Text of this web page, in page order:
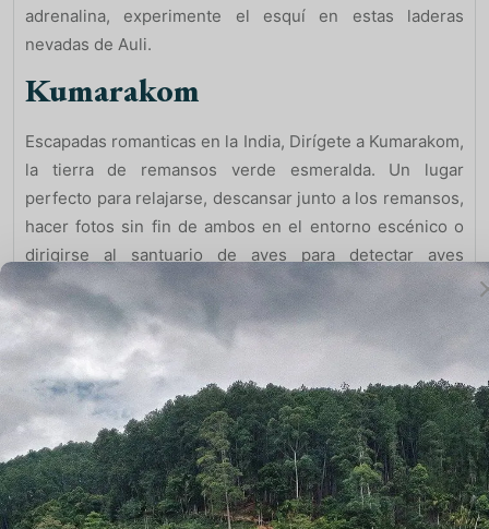
adrenalina, experimente el esquí en estas laderas
nevadas de Auli.
Kumarakom
Escapadas romanticas en la India, Dirígete a Kumarakom,
la tierra de remansos verde esmeralda. Un lugar
perfecto para relajarse, descansar junto a los remansos,
hacer fotos sin fin de ambos en el entorno escénico o
dirigirse al santuario de aves para detectar aves
migratorias raras. Alójese en el Kumarakom Lake Resort,
que se extiende a lo largo de 25 acres de tierra verde y
está bellamente situado a orillas del Lago Vembanad, de
color verde esmeralda.
Ooty
Escapadas romanticas en la India, Lejos de su caótica